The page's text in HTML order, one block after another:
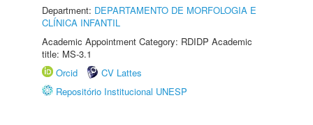
Department: DEPARTAMENTO DE MORFOLOGIA E
CLÍNICA INFANTIL
Academic Appointment Category: RDIDP Academic
title: MS-3.1
Orcid
CV Lattes
Repositório Institucional UNESP